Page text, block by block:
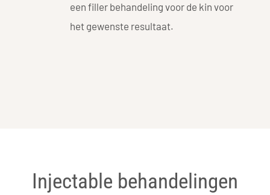
een filler behandeling voor de kin voor
het gewenste resultaat.
Injectable behandelingen